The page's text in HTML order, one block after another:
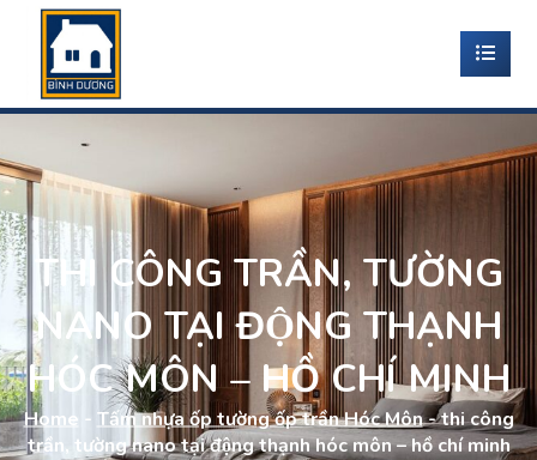
THI CÔNG TRẦN, TƯỜNG
NANO TẠI ĐỘNG THẠNH
HÓC MÔN – HỒ CHÍ MINH
Home - Tấm nhựa ốp tường ốp trần Hóc Môn-thi công
trần, tường nano tại động thạnh hóc môn – hồ chí minh